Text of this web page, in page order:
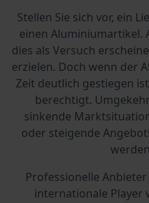
Stellen Sie sich vor, ein
einen Aluminiumartikel.
dies als Versuch
erzielen. Doch wenn der
Zeit deutlich gestiegen
berechtigt.
sinkende
oder steigende
Professionelle
internationale Player